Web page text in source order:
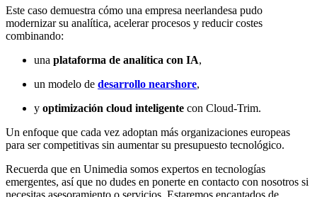
Este caso demuestra cómo una empresa neerlandesa pudo
modernizar su analítica, acelerar procesos y reducir costes
combinando:
una plataforma de analítica con IA,
un modelo de desarrollo nearshore,
y optimización cloud inteligente con Cloud-Trim.
Un enfoque que cada vez adoptan más organizaciones europeas
para ser competitivas sin aumentar su presupuesto tecnológico.
Recuerda que en Unimedia somos expertos en tecnologías
emergentes, así que no dudes en ponerte en contacto con nosotros si